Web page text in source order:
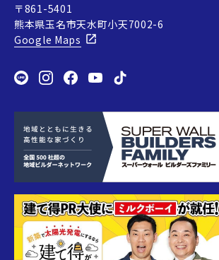
〒861-5401
熊本県玉名市天水町小天7002-6
Google Maps